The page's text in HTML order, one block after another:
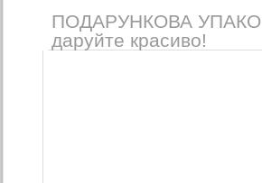
ПОДАРУНКОВА
даруйте красиво!